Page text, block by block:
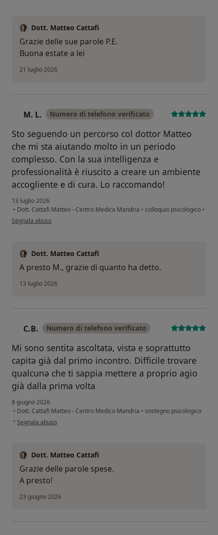
Dott. Matteo Cattafi
Grazie delle sue parole P.E.
Buona estate a lei
21 luglio 2026
M. L. Numero di telefono verificato
Sto seguendo un percorso col dottor Matteo
che mi sta aiutando molto in un periodo
complesso. Con la sua intelligenza e
professionalità è riuscito a creare un ambiente
accogliente e di cura. Lo raccomando!
13 luglio 2026
• Dott. Cattafi Matteo - Centro Medico Mandria • colloquio psicologico •
secondo l'opinione dell'utente M. L.
Segnala abuso
Dott. Matteo Cattafi
A presto M., grazie di quanto ha detto.
13 luglio 2026
C.B. Numero di telefono verificato
Mi sono sentitə ascoltatə, vistə e soprattutto
capitə già dal primo incontro. Difficile trovare
qualcunə che ti sappia mettere a proprio agio
già dalla prima volta
8 giugno 2026
• Dott. Cattafi Matteo - Centro Medico Mandria • sostegno psicologico
• secondo l'opinione dell'utente C.B.
Segnala abuso
Dott. Matteo Cattafi
Grazie delle parole spese.
A presto!
23 giugno 2026